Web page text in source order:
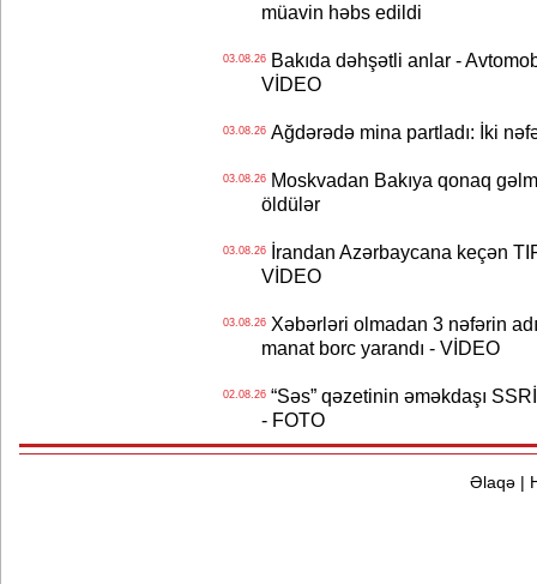
müavin həbs edildi
03.08.26Bakıda dəhşətli anlar -
VİDEO
03.08.26Ağdərədə mina partladı: İki
03.08.26Moskvadan Bakıya qonaq
öldülər
03.08.26İrandan Azərbaycana keçən
VİDEO
03.08.26Xəbərləri olmadan 3 nəfərin
manat borc yarandı - VİDEO
02.08.26“Səs” qəzetinin əməkdaşı
- FOTO
Əlaqə|